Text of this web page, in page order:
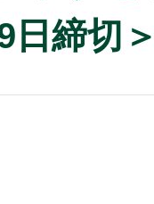
日締切＞